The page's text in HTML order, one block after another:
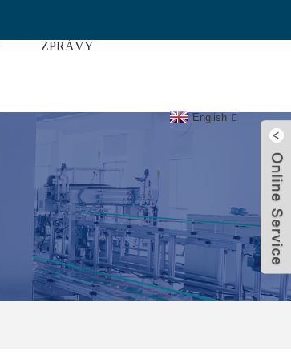
ZPRÁVY
English